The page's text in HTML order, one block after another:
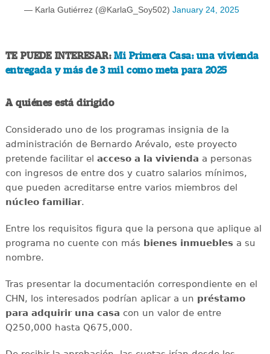
— Karla Gutiérrez (@KarlaG_Soy502) January 24, 2025
TE PUEDE INTERESAR:Mi Primera Casa: una vivienda
entregada y más de 3 mil como meta para 2025
A quiénes está dirigido
Considerado uno de los programas insignia de la
administración de Bernardo Arévalo, este proyecto
pretende facilitar el acceso a la vivienda a personas
con ingresos de entre dos y cuatro salarios mínimos,
que pueden acreditarse entre varios miembros del
núcleo familiar.
Entre los requisitos figura que la persona que aplique al
programa no cuente con más bienes inmueblesa su
nombre.
Tras presentar la documentación correspondiente en el
CHN, los interesados podrían aplicar a un préstamo
para adquirir una casa con un valor de entre
Q250,000 hasta Q675,000.